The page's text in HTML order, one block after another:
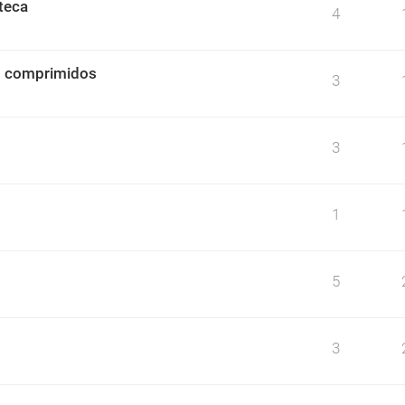
4
comprimidos 3
3
1
5
3